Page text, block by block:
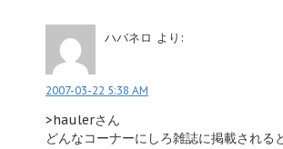
ハバネロ より:
2007-03-22 5:38 AM
>haulerさん
どんなコーナーにしろ雑誌に掲載される